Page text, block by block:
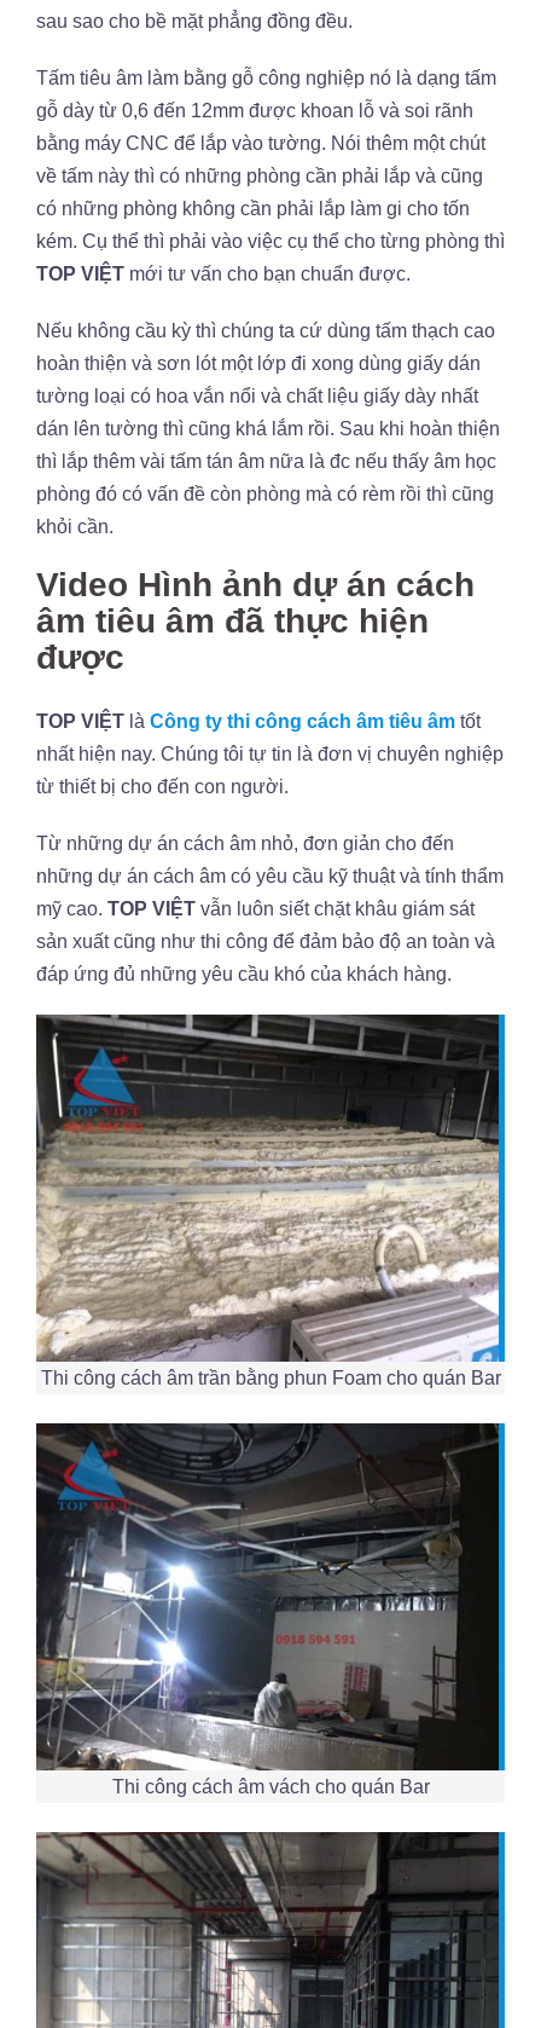
sau sao cho bề mặt phẳng đồng đều.
Tấm tiêu âm làm bằng gỗ công nghiệp nó là dạng tấm
gỗ dày từ 0,6 đến 12mm được khoan lỗ và soi rãnh
bằng máy CNC để lắp vào tường. Nói thêm một chút
về tấm này thì có những phòng cần phải lắp và cũng
có những phòng không cần phải lắp làm gi cho tốn
kém. Cụ thể thì phải vào việc cụ thể cho từng phòng thì
TOP VIỆT mới tư vấn cho bạn chuẩn được.
Nếu không cầu kỳ thì chúng ta cứ dùng tấm thạch cao
hoàn thiện và sơn lót một lớp đi xong dùng giấy dán
tường loại có hoa vắn nổi và chất liệu giấy dày nhất
dán lên tường thì cũng khá lắm rồi. Sau khi hoàn thiện
thì lắp thêm vài tấm tán âm nữa là đc nếu thấy âm học
phòng đó có vấn đề còn phòng mà có rèm rồi thì cũng
khỏi cần.
Video Hình ảnh dự án cách
âm tiêu âm đã thực hiện
được
TOP VIỆT là Công ty thi công cách âm tiêu âm tốt
nhất hiện nay. Chúng tôi tự tin là đơn vị chuyên nghiệp
từ thiết bị cho đến con người.
Từ những dự án cách âm nhỏ, đơn giản cho đến
những dự án cách âm có yêu cầu kỹ thuật và tính thẩm
mỹ cao. TOP VIỆT vẫn luôn siết chặt khâu giám sát
sản xuất cũng như thi công để đảm bảo độ an toàn và
đáp ứng đủ những yêu cầu khó của khách hàng.
Thi công cách âm trần bằng phun Foam cho quán Bar
Thi công cách âm vách cho quán Bar